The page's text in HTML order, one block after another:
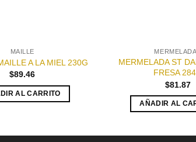
MAILLE
A LA MIEL 230G
$89.46
AL CARRITO
MERMELADA ST
FRESA
$81.87
AÑADIR AL